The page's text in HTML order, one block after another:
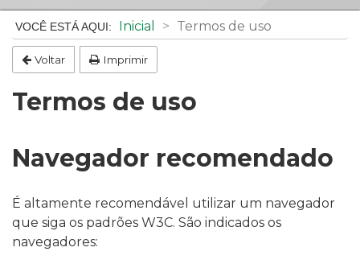
Início
do
conteúdo
Inicial Termos de uso
Voltar Imprimir
Termos de uso
Navegador recomendado
É altamente recomendável utilizar um navegador
que siga os padrões W3C. São indicados os
navegadores: